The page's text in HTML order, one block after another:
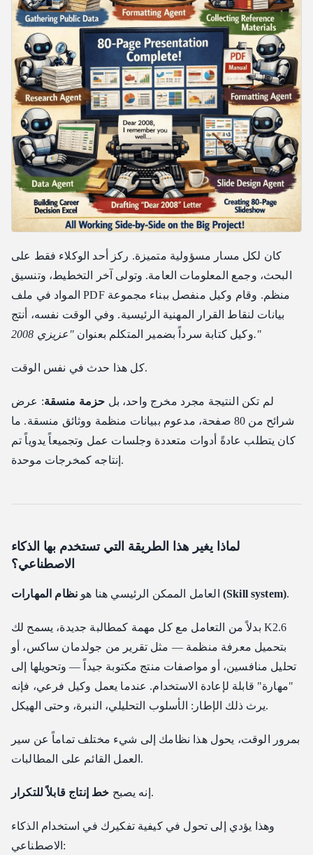
كان لكل مسار مسؤولية متميزة. ركز أحد الوكلاء فقط على
البحث، وجمع المعلومات العامة. وتولى آخر التخطيط، وتنسيق
المواد في ملف PDF منظم. وقام وكيل منفصل ببناء مجموعة
بيانات لنقاط القرار المهنية الرئيسية. وفي الوقت نفسه، أنتج
وكيل كتابة سرداً بضمير المتكلم بعنوان"عزيزي 2008."
كل هذا حدث في نفس الوقت.
لم تكن النتيجة مجرد مخرج واحد، بل حزمة منسقة: عرض
شرائح من 80 صفحة، مدعوم ببيانات منظمة ووثائق منسقة. ما
كان يتطلب عادةً أدوات متعددة وجلسات عمل وتجميعاً يدوياً تم
إنتاجه كمخرجات موحدة.
لماذا يغير هذا الطريقة التي تستخدم بها الذكاء
الاصطناعي؟
العامل الممكن الرئيسي هنا هو نظام المهارات (Skill system).
بدلاً من التعامل مع كل مهمة كمطالبة جديدة، يسمح لك K2.6
بتحميل معرفة منظمة — مثل تقرير من جولدمان ساكس، أو
تحليل منافسين، أو مواصفات منتج مكتوبة جيداً — وتحويلها إلى
"مهارة" قابلة لإعادة الاستخدام. عندما يعمل وكيل فرعي، فإنه
يرث ذلك الإطار: الأسلوب التحليلي، النبرة، وحتى الهيكل.
بمرور الوقت، يحول هذا نظامك إلى شيء مختلف تماماً عن سير
العمل القائم على المطالبات.
إنه يصبح خط إنتاج قابلاً للتكرار .
وهذا يؤدي إلى تحول في كيفية تفكيرك في استخدام الذكاء
الاصطناعي: